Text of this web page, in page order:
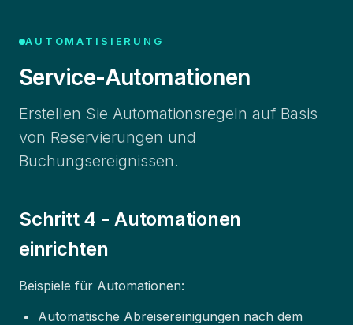
AUTOMATISIERUNG
Service-Automationen
Erstellen Sie Automationsregeln auf Basis
von Reservierungen und
Buchungsereignissen.
Schritt 4 - Automationen
einrichten
Beispiele für Automationen:
Automatische Abreisereinigungen nach dem